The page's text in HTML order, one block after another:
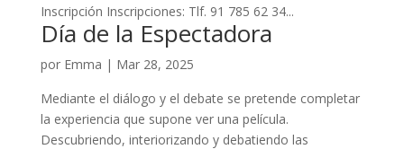
Inscripción Inscripciones: Tlf. 91 785 62 34...
Día de la Espectadora
por Emma | Mar 28, 2025
Mediante el diálogo y el debate se pretende completar
la experiencia que supone ver una película.
Descubriendo, interiorizando y debatiendo las